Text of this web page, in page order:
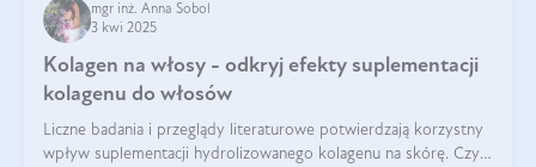
mgr inż. Anna Sobol
3 kwi 2025
Kolagen na włosy - odkryj efekty suplementacji
kolagenu do włosów
Liczne badania i przeglądy literaturowe potwierdzają korzystny
wpływ suplementacji hydrolizowanego kolagenu na skórę. Czy